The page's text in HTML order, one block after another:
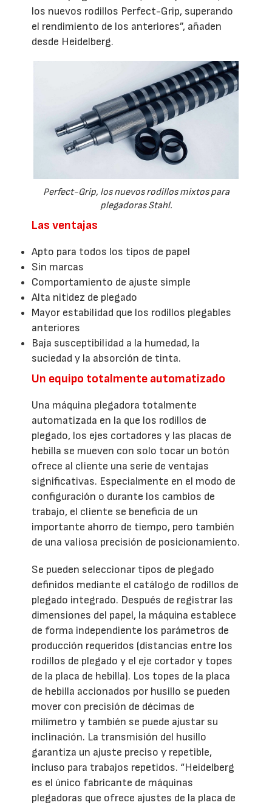
los nuevos rodillos Perfect-Grip, superando
el rendimiento de los anteriores”, añaden
desde Heidelberg.
Perfect-Grip, los nuevos rodillos mixtos para
plegadoras Stahl.
Las ventajas
Apto para todos los tipos de papel
Sin marcas
Comportamiento de ajuste simple
Alta nitidez de plegado
Mayor estabilidad que los rodillos plegables
anteriores
Baja susceptibilidad a la humedad, la
suciedad y la absorción de tinta.
Un equipo totalmente automatizado
Una máquina plegadora totalmente
automatizada en la que los rodillos de
plegado, los ejes cortadores y las placas de
hebilla se mueven con solo tocar un botón
ofrece al cliente una serie de ventajas
significativas. Especialmente en el modo de
configuración o durante los cambios de
trabajo, el cliente se beneficia de un
importante ahorro de tiempo, pero también
de una valiosa precisión de posicionamiento.
Se pueden seleccionar tipos de plegado
definidos mediante el catálogo de rodillos de
plegado integrado. Después de registrar las
dimensiones del papel, la máquina establece
de forma independiente los parámetros de
producción requeridos (distancias entre los
rodillos de plegado y el eje cortador y topes
de la placa de hebilla). Los topes de la placa
de hebilla accionados por husillo se pueden
mover con precisión de décimas de
milímetro y también se puede ajustar su
inclinación. La transmisión del husillo
garantiza un ajuste preciso y repetible,
incluso para trabajos repetidos. “Heidelberg
es el único fabricante de máquinas
plegadoras que ofrece ajustes de la placa de